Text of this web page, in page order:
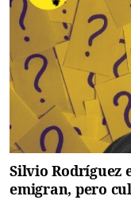
Silvio Rodríguez
emigran, pero